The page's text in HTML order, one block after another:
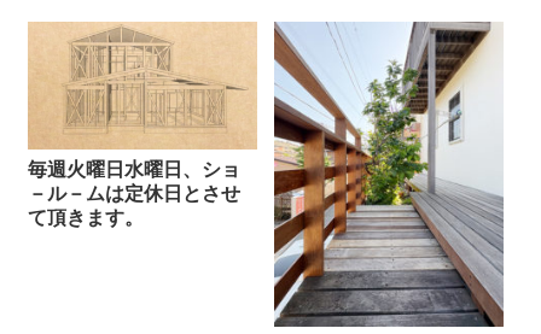
毎週火曜日水曜日、ショ
－ル－ムは定休日とさせ
て頂きます。